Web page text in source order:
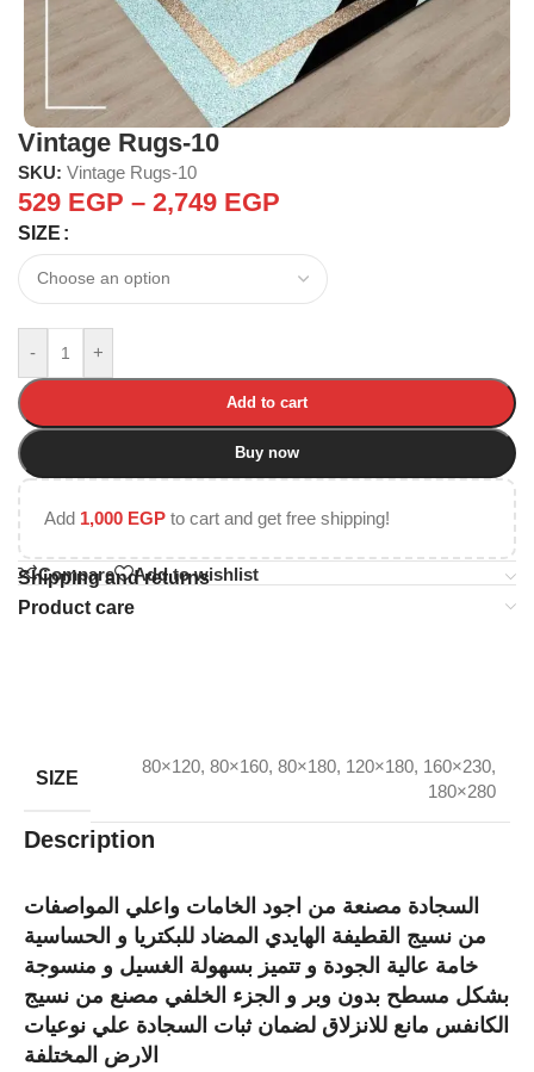
Vintage Rugs-10
SKU: Vintage Rugs-10
529 EGP – 2,749 EGP
SIZE
- +
Add to cart
Buy now
Add 1,000 EGP to cart and get free shipping!
Compare Add to wishlist
Shipping and returns
Product care
SIZE
80×120, 80×160, 80×180, 120×180, 160×230,
180×280
Description
السجادة مصنعة من اجود الخامات واعلي المواصفات
من نسيج القطيفة الهايدي المضاد للبكتريا و الحساسية
خامة عالية الجودة و تتميز بسهولة الغسيل و منسوجة
بشكل مسطح بدون وبر و الجزء الخلفي مصنع من نسيج
الكانفس مانع للانزلاق لضمان ثبات السجادة علي نوعيات
الارض المختلفة